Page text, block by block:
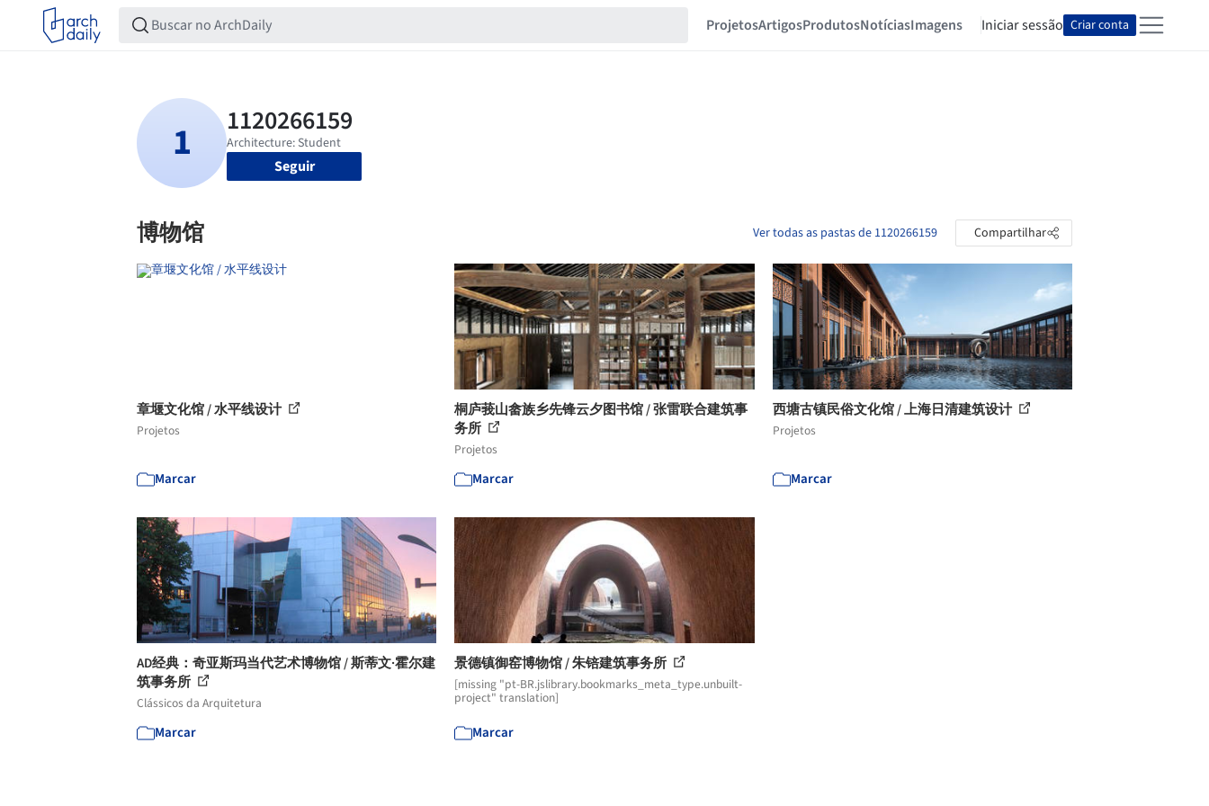
ProjetosArtigosProdutosNotíciasImagens Iniciar sessão Criar conta
Seguir
博物馆 Ver todas as pastas de 1120266159 Compartilhar
章堰文化馆 / 水平线设计
Projetos
Marcar
桐庐莪山畲族乡先锋云夕图书馆 / 张雷联合建筑事
务所
Projetos
Marcar
西塘古镇民俗文化馆 / 上海日清建筑设计
Projetos
Marcar
AD经典：奇亚斯玛当代艺术博物馆 / 斯蒂文·霍尔建
筑事务所
Clássicos da Arquitetura
Marcar
景德镇御窑博物馆 / 朱锫建筑事务所
[missing "pt-BR.jslibrary.bookmarks_meta_type.unbuilt-
project" translation]
Marcar